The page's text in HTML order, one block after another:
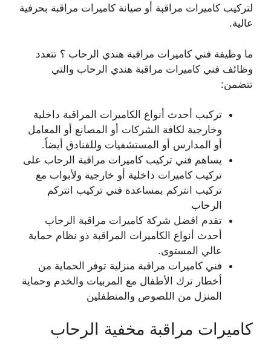
لتركيب كاميرات مراقبة أو صيانة كاميرات مراقبة بحرفية
عالية.
ما وظيفة فني كاميرات مراقبة هندي الرحاب ؟ تتعدد
وظائف فني كاميرات مراقبة هندي الرحاب والتي
تتضمن:
تركيب أحدث أنواع الكاميرات المراقبة داخلية
وخارجية لكافة الشركات أو المصانع أو المعامل
أو المدارس أو المستشفيات وللفنادق أيضاً.
يساهم فني تركيب كاميرات مراقبة الرحاب على
تركيب كاميرات داخلية أو خارجية ولأبواب مع
تركيب انتركم بمساعدة فني تركيب انتركم
الرحاب
تقدم افضل شركة كاميرات مراقبة الرحاب
أحدث أنواع الكاميرات المراقبة ذو نظام حماية
عالي المستوى.
فني كاميرات مراقبة منزلية توفر الحماية من
أخطار ترك الأطفال مع المربيات والخدم وحماية
المنزل من اللصوص والمتطفلين
كاميرات مراقبة مخفية الرحاب